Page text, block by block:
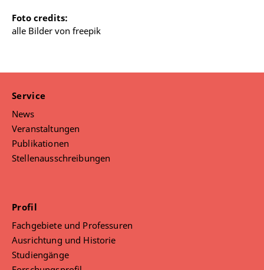
Foto credits:
alle Bilder von freepik
Service
News
Veranstaltungen
Publikationen
Stellenausschreibungen
Profil
Fachgebiete und Professuren
Ausrichtung und Historie
Studiengänge